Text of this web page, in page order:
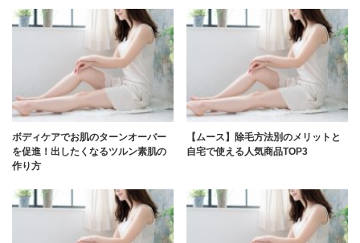
ボディケアでお肌のターンオーバー
を促進！出したくなるツルン素肌の
作り方
【ムース】除毛方法別のメリットと
自宅で使える人気商品TOP3